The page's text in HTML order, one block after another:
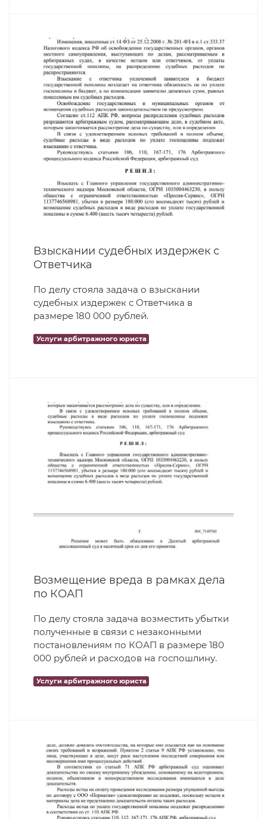
Взыскании судебных издержек с
Ответчика
По делу стояла задача о взыскании
судебных издержек с Ответчика в
размере 180 000 рублей.
Услуги арбитражного юриста
Возмещение вреда в рамках дела
по КОАП
По делу стояла задача возместить убытки
полученные в связи с незаконными
постановлениям по КОАП в размере 180
000 рублей и расходов на госпошлину.
Услуги арбитражного юриста